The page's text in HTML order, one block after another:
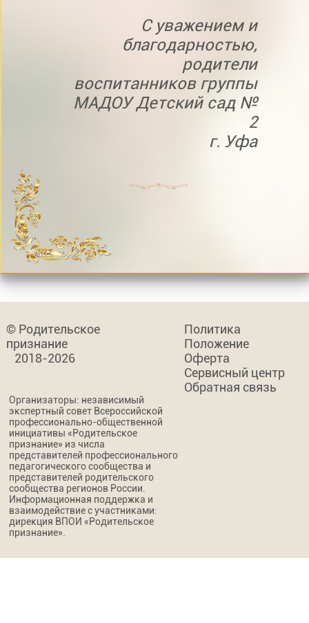
С уважением и
благодарностью,
родители
воспитанников группы
МАДОУ Детский сад №
2
г. Уфа
© Родительское
признание
2018-2026
Политика
Положение
Оферта
Сервисный центр
Обратная связь
Организаторы: независимый
экспертный совет Всероссийской
профессионально-общественной
инициативы «Родительское
признание» из числа
представителей профессионального
педагогического сообщества и
представителей родительского
сообщества регионов России.
Информационная поддержка и
взаимодействие с участниками:
дирекция ВПОИ «Родительское
признание».